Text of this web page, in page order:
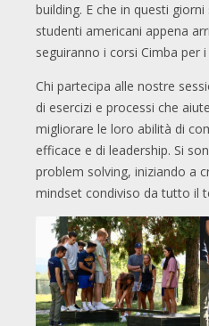
building. E che in questi
studenti americani appena
seguiranno i corsi Cimba per
Chi partecipa alle nostre
di esercizi e processi che
migliorare le loro abilità di
efficace e di leadership. Si
problem solving, iniziando a
mindset condiviso da tutto il